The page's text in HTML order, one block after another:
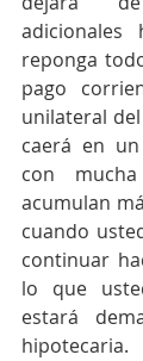
reponga
pago
unilateral
caerá en
con
acumulan
cuando
continuar
lo que
estará
hipotecaria.